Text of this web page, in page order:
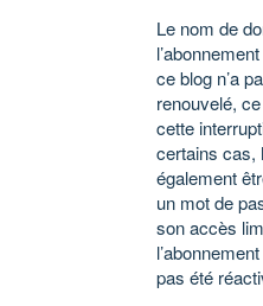
Le nom de
ce blog n’a
renouvelé,
cette
certains cas,
également
un mot de
son accès
pas été